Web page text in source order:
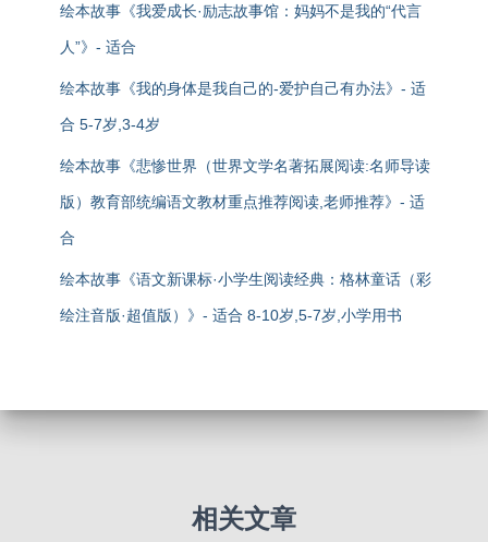
绘本故事《我爱成长·励志故事馆：妈妈不是我的“代言
人”》- 适合
绘本故事《我的身体是我自己的-爱护自己有办法》- 适
合 5-7岁,3-4岁
绘本故事《悲惨世界（世界文学名著拓展阅读:名师导读
版）教育部统编语文教材重点推荐阅读,老师推荐》- 适
合
绘本故事《语文新课标·小学生阅读经典：格林童话（彩
绘注音版·超值版）》- 适合 8-10岁,5-7岁,小学用书
相关文章